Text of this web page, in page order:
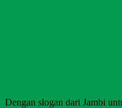
Dengan slogan dari Jambi